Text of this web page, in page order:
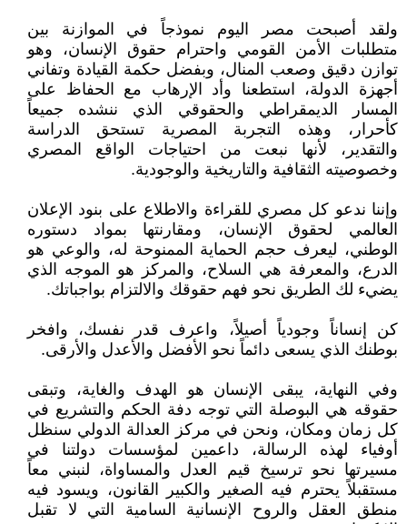
ولقد أصبحت مصر اليوم نموذجاً في الموازنة بين
متطلبات الأمن القومي واحترام حقوق الإنسان، وهو
توازن دقيق وصعب المنال، وبفضل حكمة القيادة وتفاني
أجهزة الدولة، استطعنا وأد الإرهاب مع الحفاظ على
المسار الديمقراطي والحقوقي الذي ننشده جميعاً
كأحرار، وهذه التجربة المصرية تستحق الدراسة
والتقدير، لأنها نبعت من احتياجات الواقع المصري
وخصوصيته الثقافية والتاريخية والوجودية.
وإننا ندعو كل مصري للقراءة والاطلاع على بنود الإعلان
العالمي لحقوق الإنسان، ومقارنتها بمواد دستوره
الوطني، ليعرف حجم الحماية الممنوحة له، والوعي هو
الدرع، والمعرفة هي السلاح، والمركز هو الموجه الذي
يضيء لك الطريق نحو فهم حقوقك والالتزام بواجباتك.
كن إنساناً وجودياً أصيلاً، واعرف قدر نفسك، وافخر
بوطنك الذي يسعى دائماً نحو الأفضل والأعدل والأرقى.
وفي النهاية، يبقى الإنسان هو الهدف والغاية، وتبقى
حقوقه هي البوصلة التي توجه دفة الحكم والتشريع في
كل زمان ومكان، ونحن في مركز العدالة الدولي سنظل
أوفياء لهذه الرسالة، داعمين لمؤسسات دولتنا في
مسيرتها نحو ترسيخ قيم العدل والمساواة، لنبني معاً
مستقبلاً يحترم فيه الصغير والكبير القانون، ويسود فيه
منطق العقل والروح الإنسانية السامية التي لا تقبل